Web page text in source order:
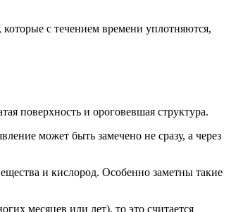
с течением времени уплотняются,
поверхность и ороговевшая структура.
может быть замечено не сразу, а через
и кислород. Особенно заметны такие
месяцев или лет), то это считается